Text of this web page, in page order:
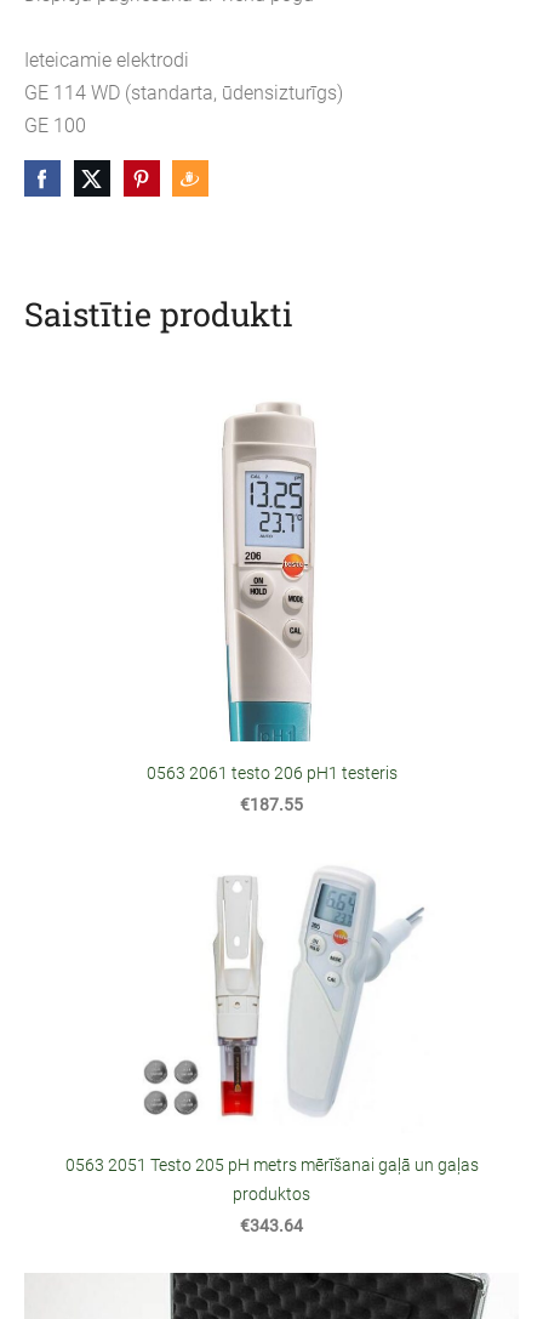
Ieteicamie elektrodi
GE 114 WD (standarta, ūdensizturīgs)
GE 100
Saistītie produkti
0563 2061 testo 206 pH1 testeris
€187.55
0563 2051 Testo 205 pH metrs mērīšanai gaļā un gaļas
produktos
€343.64